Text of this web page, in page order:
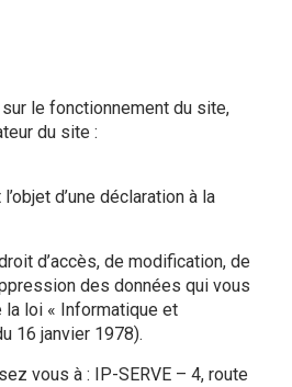
le fonctionnement du site,
du site :
d’une déclaration à la
d’accès, de modification, de
des données qui vous
la loi « Informatique et
16 janvier 1978).
vous à : IP-SERVE – 4, route